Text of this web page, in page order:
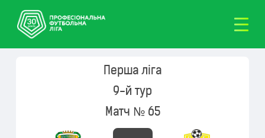
Перша ліга
9-й тур
Матч № 65